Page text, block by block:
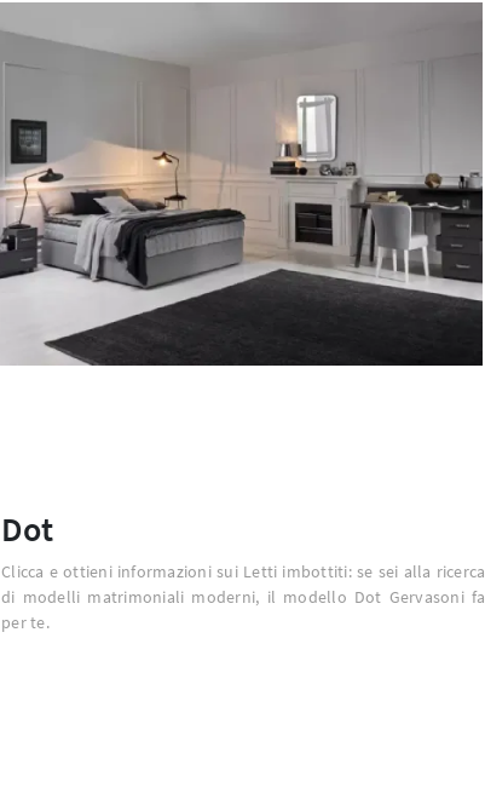
Dot
Clicca e ottieni informazioni sui Letti imbottiti: se sei alla ricerca
di modelli matrimoniali moderni, il modello Dot Gervasoni fa
per te.